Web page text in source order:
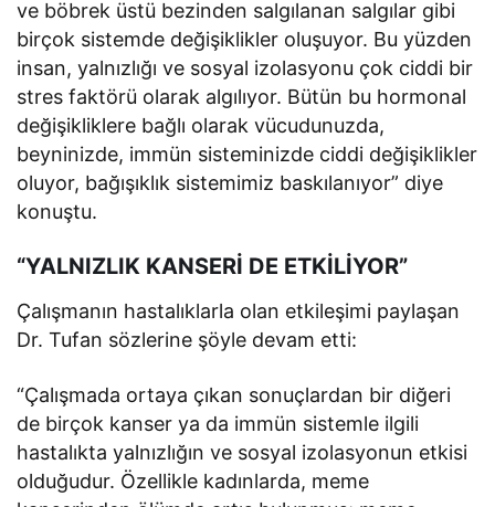
ve böbrek üstü bezinden salgılanan salgılar gibi
birçok sistemde değişiklikler oluşuyor. Bu yüzden
insan, yalnızlığı ve sosyal izolasyonu çok ciddi bir
stres faktörü olarak algılıyor. Bütün bu hormonal
değişikliklere bağlı olarak vücudunuzda,
beyninizde, immün sisteminizde ciddi değişiklikler
oluyor, bağışıklık sistemimiz baskılanıyor” diye
konuştu.
“YALNIZLIK KANSERİ DE ETKİLİYOR”
Çalışmanın hastalıklarla olan etkileşimi paylaşan
Dr. Tufan sözlerine şöyle devam etti:
“Çalışmada ortaya çıkan sonuçlardan bir diğeri
de birçok kanser ya da immün sistemle ilgili
hastalıkta yalnızlığın ve sosyal izolasyonun etkisi
olduğudur. Özellikle kadınlarda, meme